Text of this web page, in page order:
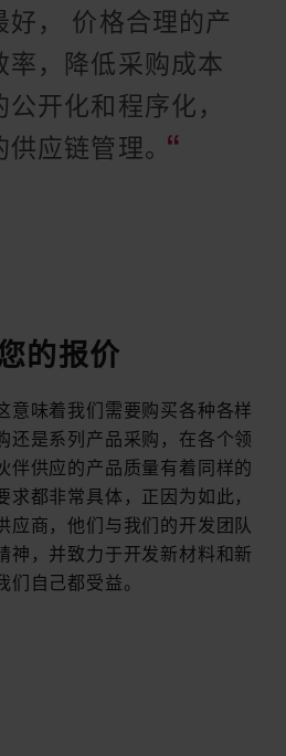
好， 价格合理的产
率，降低采购成本
开化和程序化，
供应链管理。
的报价
意味着我们需要购买各种各样
还是系列产品采购，在各个领
伴供应的产品质量有着同样的
都非常具体，正因为如此，
应商，他们与我们的开发团队
神，并致力于开发新材料和新
自己都受益。